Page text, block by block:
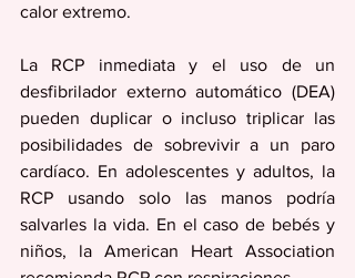
calor extremo.
La RCP inmediata y el uso de un
desfibrilador externo automático (DEA)
pueden duplicar o incluso triplicar las
posibilidades de sobrevivir a un paro
cardíaco. En adolescentes y adultos, la
RCP usando solo las manos podría
salvarles la vida. En el caso de bebés y
niños, la American Heart Association